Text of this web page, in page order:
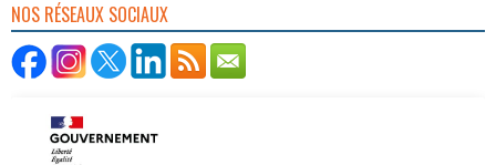
NOS RÉSEAUX SOCIAUX